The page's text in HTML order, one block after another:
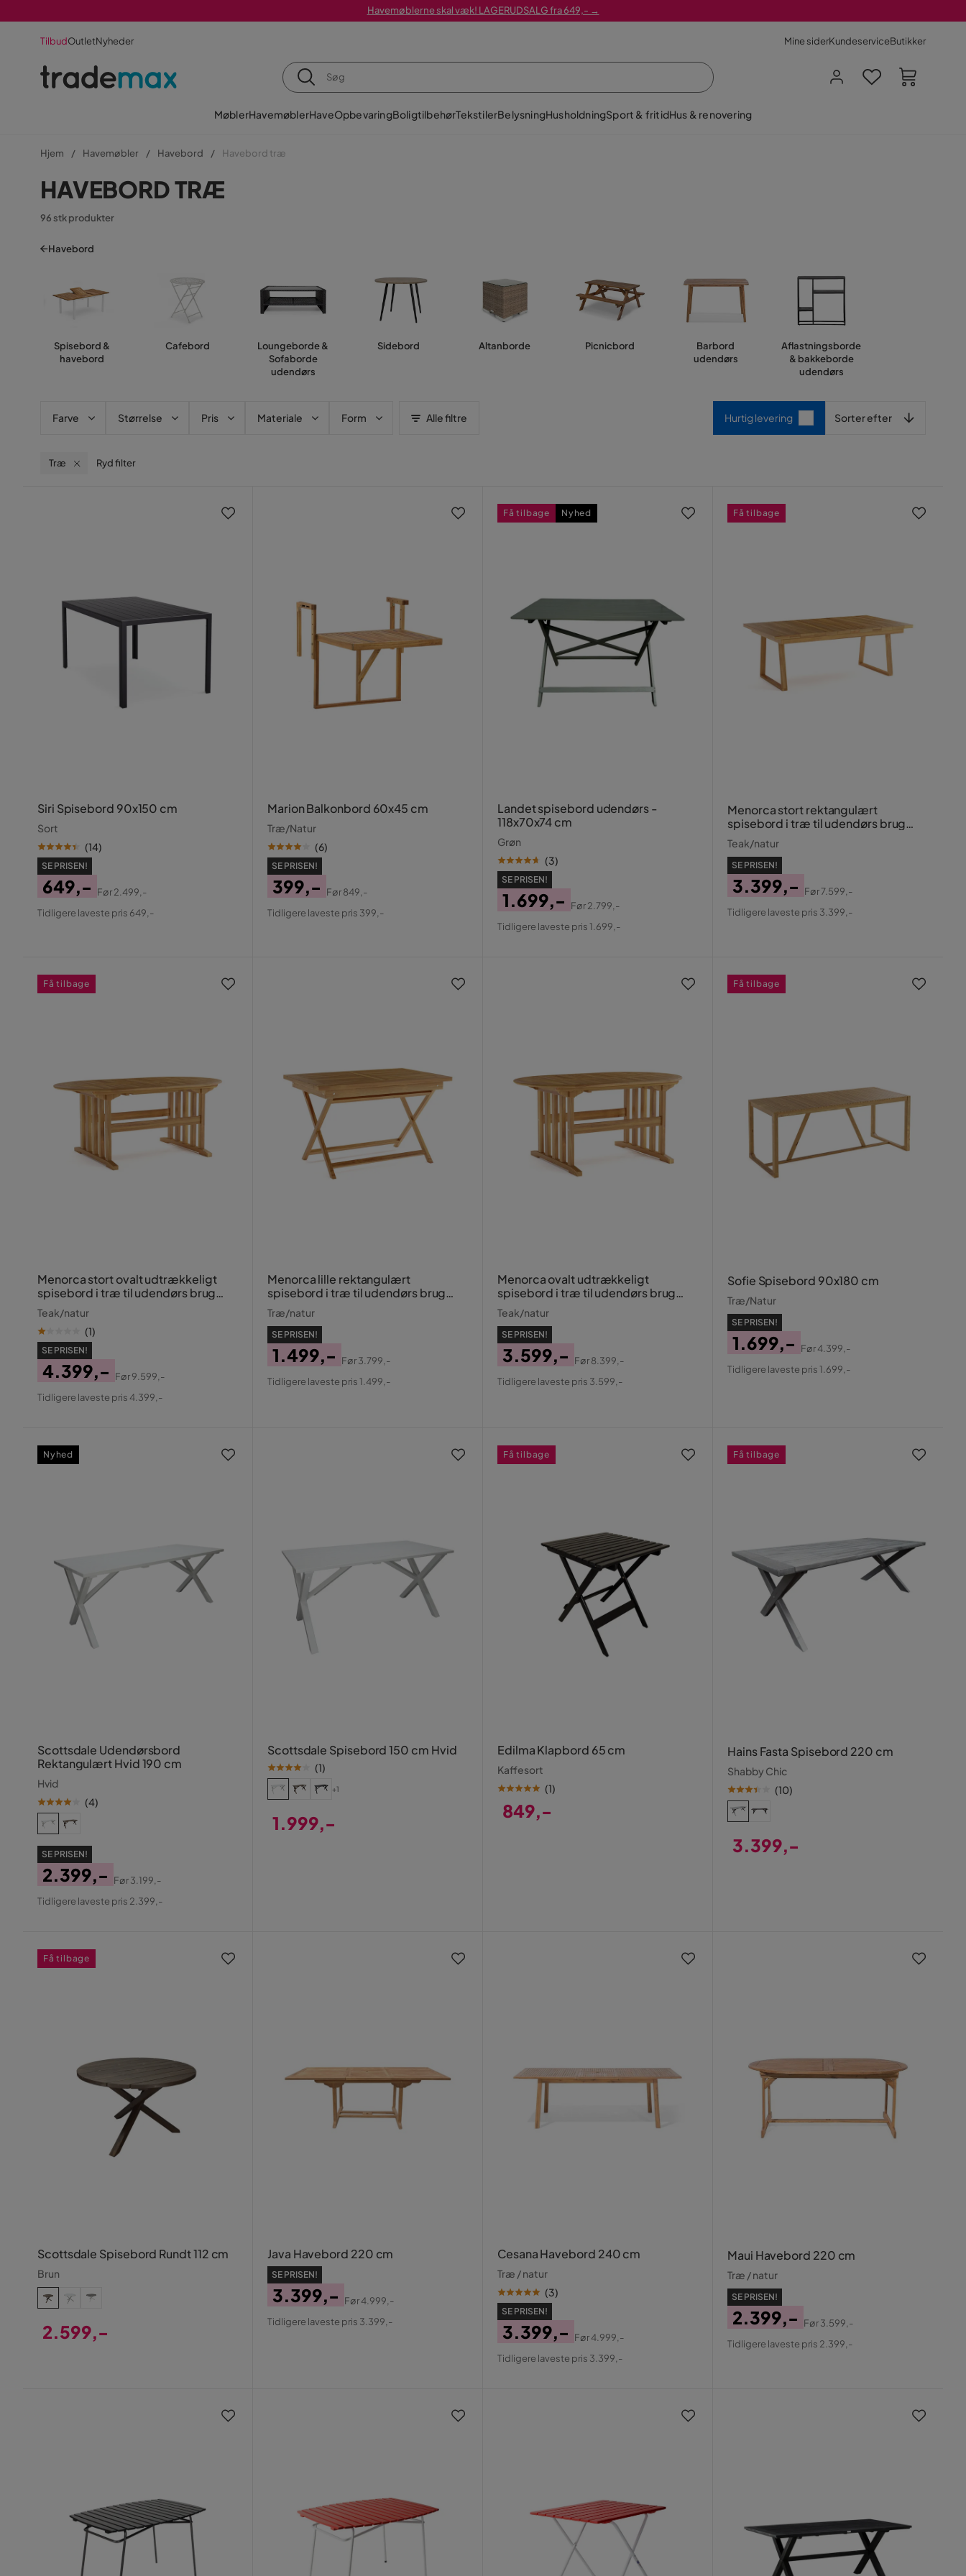
Havemøblerne skal væk! LAGERUDSALG fra 649,- →
TilbudOutletNyheder Mine siderKundeserviceButikker
MøblerHavemøblerHaveOpbevaringBoligtilbehørTekstilerBelysningHusholdningSport & fritidHus & renovering
Hjem Havemøbler Havebord Havebord træ
HAVEBORD TRÆ
96 stk produkter
Havebord
Spisebord &
havebord
Cafebord
Loungeborde &
Sofaborde
udendørs
Sidebord Altanborde Picnicbord
Barbord
udendørs
Aflastningsborde
& bakkeborde
udendørs
Farve Størrelse Pris Materiale Form Alle filtre Hurtig levering Sorter efter
Træ Ryd filter
Siri Spisebord 90x150 cm
Sort
(14)
SE PRISEN!
Pris
649,-
Original
Før2.499,-
Tidligere laveste pris 649,-
Marion Balkonbord 60x45 cm
Træ/Natur
(6)
SE PRISEN!
Pris
399,-
Original
Før849,-
Tidligere laveste pris 399,-
Landet spisebord udendørs -
118x70x74 cm
Grøn
(3)
SE PRISEN!
Pris
1.699,-
Original
Før2.799,-
Tidligere laveste pris 1.699,-
Få tilbage Nyhed
Menorca stort rektangulært
spisebord i træ til udendørs brug
100x180 cm
Teak/natur
SE PRISEN!
Pris
3.399,-
Original
Før7.599,-
Tidligere laveste pris 3.399,-
Få tilbage
Menorca stort ovalt udtrækkeligt
spisebord i træ til udendørs brug
100x180 cm
Teak/natur
(1)
SE PRISEN!
Pris
4.399,-
Original
Før9.599,-
Tidligere laveste pris 4.399,-
Få tilbage
Menorca lille rektangulært
spisebord i træ til udendørs brug
80x120 cm
Træ/natur
SE PRISEN!
Pris
1.499,-
Original
Før3.799,-
Tidligere laveste pris 1.499,-
Menorca ovalt udtrækkeligt
spisebord i træ til udendørs brug
90x150 cm
Teak/natur
SE PRISEN!
Pris
3.599,-
Original
Før8.399,-
Tidligere laveste pris 3.599,-
Sofie Spisebord 90x180 cm
Træ/Natur
SE PRISEN!
Pris
1.699,-
Original
Før4.399,-
Tidligere laveste pris 1.699,-
Få tilbage
Scottsdale Udendørsbord
Rektangulært Hvid 190 cm
Hvid
(4)
SE PRISEN!
Pris
2.399,-
Original
Før3.199,-
Tidligere laveste pris 2.399,-
Nyhed
Scottsdale Spisebord 150 cm Hvid
(1)
+1
1.999,-
Edilma Klapbord 65 cm
Kaffesort
(1)
849,-
Få tilbage
Hains Fasta Spisebord 220 cm
Shabby Chic
(10)
3.399,-
Få tilbage
Scottsdale Spisebord Rundt 112 cm
Brun
2.599,-
Få tilbage
Java Havebord 220 cm
SE PRISEN!
Pris
3.399,-
Original
Før4.999,-
Tidligere laveste pris 3.399,-
Cesana Havebord 240 cm
Træ / natur
(3)
SE PRISEN!
Pris
3.399,-
Original
Før4.999,-
Tidligere laveste pris 3.399,-
Maui Havebord 220 cm
Træ / natur
SE PRISEN!
Pris
2.399,-
Original
Før3.599,-
Tidligere laveste pris 2.399,-